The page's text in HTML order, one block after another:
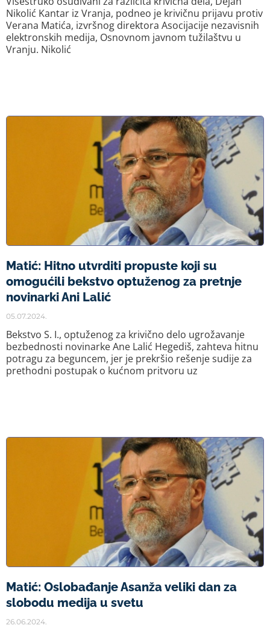
Nikolić Kantar iz Vranja, podneo je krivičnu prijavu protiv
Verana Matića, izvršnog direktora Asocijacije nezavisnih
elektronskih medija, Osnovnom javnom tužilaštvu u
Vranju. Nikolić
Matić: Hitno utvrditi propuste koji su
omogućili bekstvo optuženog za pretnje
novinarki Ani Lalić
05.07.2024.
Bekstvo S. I., optuženog za krivično delo ugrožavanje
bezbednosti novinarke Ane Lalić Hegediš, zahteva hitnu
potragu za beguncem, jer je prekršio rešenje sudije za
prethodni postupak o kućnom pritvoru uz
Matić: Oslobađanje Asanža veliki dan za
slobodu medija u svetu
26.06.2024.